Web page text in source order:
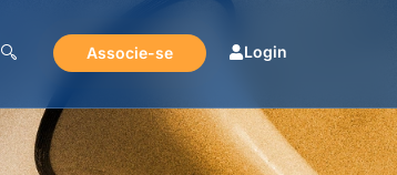
Associe-se Login